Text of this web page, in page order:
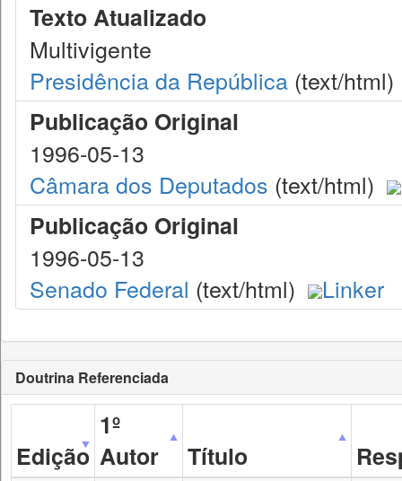
Texto Atualizado
Multivigente
Presidência da República (text/html)
Publicação Original
1996-05-13
Câmara dos Deputados (text/html)
Publicação Original
1996-05-13
Senado Federal (text/html) Linker
Doutrina Referenciada
Edição
1º
Autor
Título